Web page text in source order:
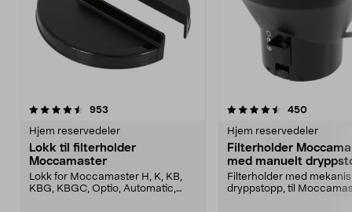
953
Hjem reservedeler
Lokk til filterholder
Moccamaster
Lokk for Moccamaster H, K, KB,
KBG, KBGC, Optio, Automatic,
4.5 av 5 stjerner 450
Hjem reservedeler
Filterholder
med manuelt
Filterholder med
dryppstopp, til
3.5 av 5 stjerner